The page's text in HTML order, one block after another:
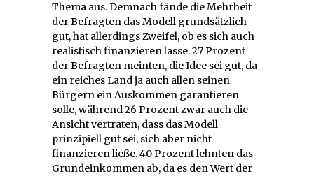
Thema aus. Demnach fände die Mehrheit
der Befragten das Modell grundsätzlich
gut, hat allerdings Zweifel, ob es sich auch
realistisch finanzieren lasse. 27 Prozent
der Befragten meinten, die Idee sei gut, da
ein reiches Land ja auch allen seinen
Bürgern ein Auskommen garantieren
solle, während 26 Prozent zwar auch die
Ansicht vertraten, dass das Modell
prinzipiell gut sei, sich aber nicht
finanzieren ließe. 40 Prozent lehnten das
Grundeinkommen ab, da es den Wert der